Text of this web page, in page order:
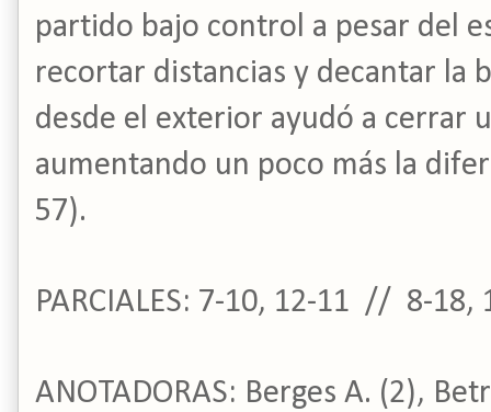
partido bajo control a pesar del
recortar distancias y decantar la
desde el exterior ayudó a cerrar
aumentando un poco más la
57).
PARCIALES: 7-10, 12-11 // 8-18,
ANOTADORAS: Berges A. (2),